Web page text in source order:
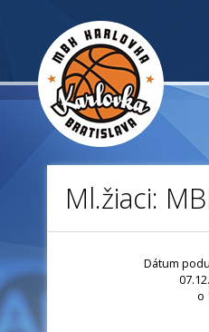
Ml.žiaci:
Dátum
o